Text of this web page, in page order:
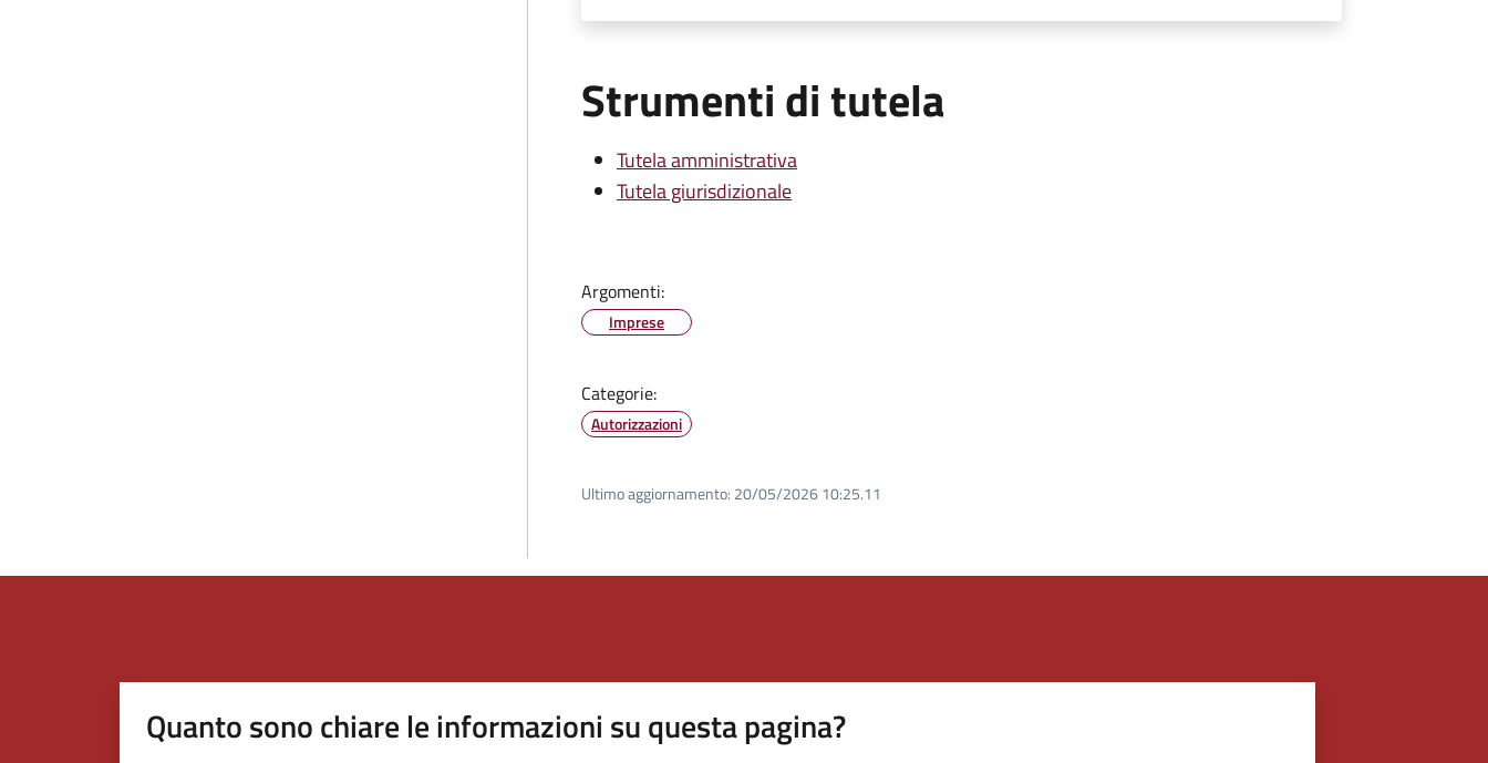
Strumenti di tutela
Tutela amministrativa
Tutela giurisdizionale
Argomenti:
Imprese
Categorie:
Autorizzazioni
Ultimo aggiornamento: 20/05/2026 10:25.11
Quanto sono chiare le informazioni su questa pagina?